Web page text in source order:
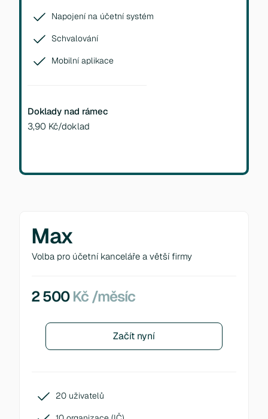
Napojení na účetní systém
Schvalování
Mobilní aplikace
Doklady nad rámec
3,90 Kč/doklad
Max
Volba pro účetní kanceláře a větší firmy
2 500Kč /měsíc
Začít nyní
20 uživatelů